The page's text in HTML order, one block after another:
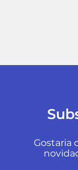
Gostaria